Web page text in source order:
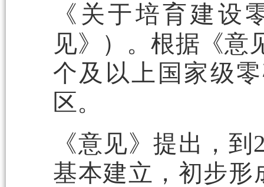
《关于培育建设
见》）。根据《意
个及以上国家级
区。
《意见》提出，
基本建立，初步形